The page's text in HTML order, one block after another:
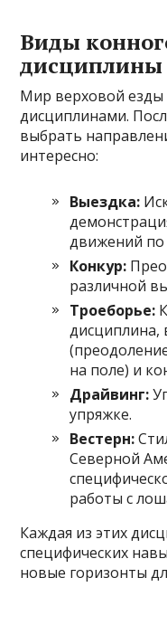
Виды
дисциплины
Мир верховой езды
дисциплинами.
выбрать
интересно:
Выездка:
движений по
Конкур:
различной
Троеборье:
дисциплина,
на поле) и
Драйвинг:
упряжке.
Вестерн:
Северной
работы с
Каждая из этих
специфических
новые горизонты